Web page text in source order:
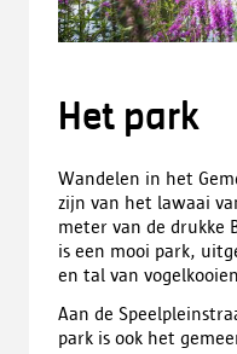
Het park
Wandelen in het
zijn van het lawaai
meter van de drukke
is een mooi park,
en tal van
Aan de
park is ook het